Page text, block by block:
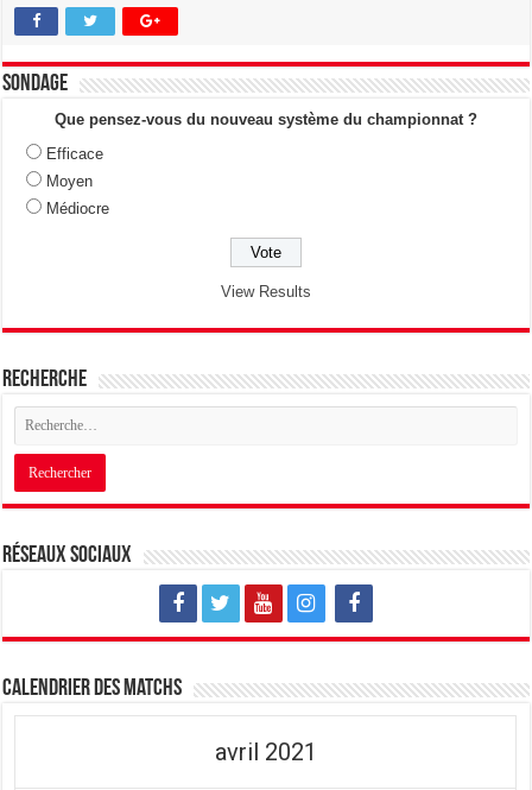
Sondage
Que pensez-vous du nouveau système du championnat ?
Efficace
Moyen
Médiocre
View Results
Recherche
Réseaux sociaux
Calendrier des matchs
avril 2021